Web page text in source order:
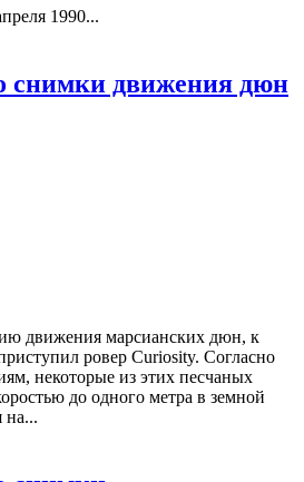
1990...
снимки движения дюн
движения марсианских дюн, к
ровер Curiosity. Согласно
некоторые из этих песчаных
до одного метра в земной
на...